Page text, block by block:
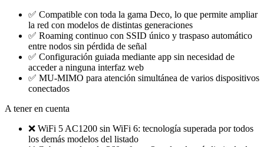
✅ Compatible con toda la gama Deco, lo que permite ampliar
la red con modelos de distintas generaciones
✅ Roaming continuo con SSID único y traspaso automático
entre nodos sin pérdida de señal
✅ Configuración guiada mediante app sin necesidad de
acceder a ninguna interfaz web
✅ MU-MIMO para atención simultánea de varios dispositivos
conectados
A tener en cuenta
❌ WiFi 5 AC1200 sin WiFi 6: tecnología superada por todos
los demás modelos del listado